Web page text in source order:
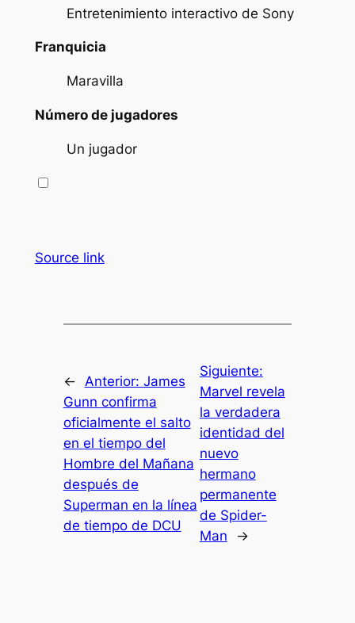
Entretenimiento interactivo de Sony
Franquicia
Maravilla
Número de jugadores
Un jugador
Source link
← Anterior: James
Gunn confirma
oficialmente el salto
en el tiempo del
Hombre del Mañana
después de
Superman en la línea
de tiempo de DCU
Siguiente:
Marvel revela
la verdadera
identidad del
nuevo
hermano
permanente
de Spider-
Man
→